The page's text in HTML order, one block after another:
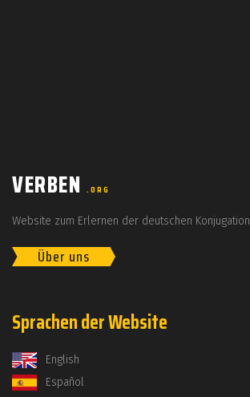
VERBEN .ORG
Website zum Erlernen der deutschen Konjugation
Über uns
Sprachen der Website
English
Español